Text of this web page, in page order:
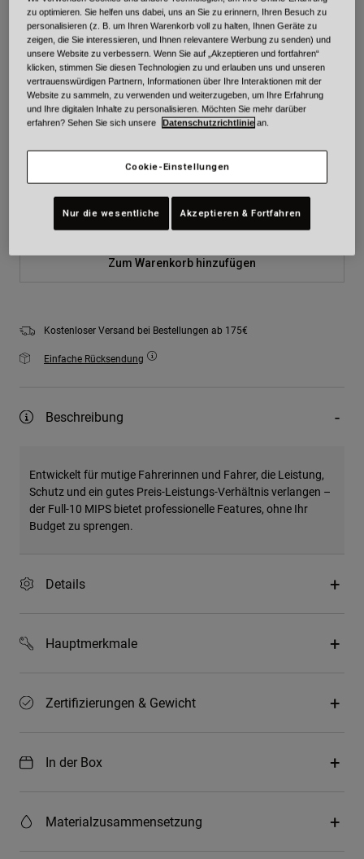
Farben -Blau/Grau
ausgewählt
Größe Größentabelle
S M L XL 2XL
Zum Warenkorb hinzufügen
Kostenloser Versand bei Bestellungen ab 175€
Einfache Rücksendung
Beschreibung
Entwickelt für mutige Fahrerinnen und Fahrer, die Leistung,
Schutz und ein gutes Preis-Leistungs-Verhältnis verlangen –
der Full-10 MIPS bietet professionelle Features, ohne Ihr
Budget zu sprengen.
Details
Hauptmerkmale
Zertifizierungen & Gewicht
In der Box
Materialzusammensetzung
zu optimieren. Sie helfen uns dabei, uns an Sie zu erinnern, Ihren Besuch zu
personalisieren (z. B. um Ihren Warenkorb voll zu halten, Ihnen Geräte zu
zeigen, die Sie interessieren, und Ihnen relevantere Werbung zu senden) und
unsere Website zu verbessern. Wenn Sie auf „Akzeptieren und fortfahren“
klicken, stimmen Sie diesen Technologien zu und erlauben uns und unseren
vertrauenswürdigen Partnern, Informationen über Ihre Interaktionen mit der
Website zu sammeln, zu verwenden und weiterzugeben, um Ihre Erfahrung
und Ihre digitalen Inhalte zu personalisieren. Möchten Sie mehr darüber
erfahren? Sehen Sie sich unsere
Datenschutzrichtlinie an.
Cookie-Einstellungen
Nur die wesentliche Akzeptieren & Fortfahren